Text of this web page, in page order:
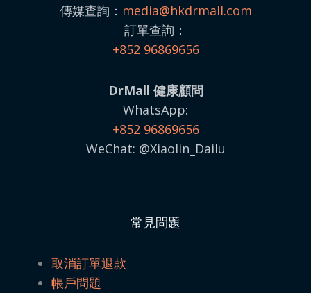
傳媒查詢： media@hkdrmall.com
訂單查詢：
+852 96869656
DrMall 健康顧問
WhatsApp:
+852 96869656
WeChat: @Xiaolin_Dailu
常見問題
取消訂單退款
帳戶問題